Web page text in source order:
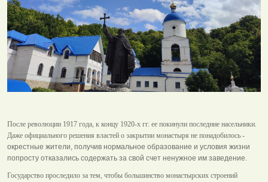
После революции 1917 года, к концу 1920-х гг. ее покинули последние насельники.
Даже официального решения властей о закрытии монастыря не понадобилось -
окрестные жители, получив нормальное образование и условия жизни
попросту отказались содержать за свой счет ненужное им заведение.
Государство проследило за тем, чтобы большинство монастырских строений